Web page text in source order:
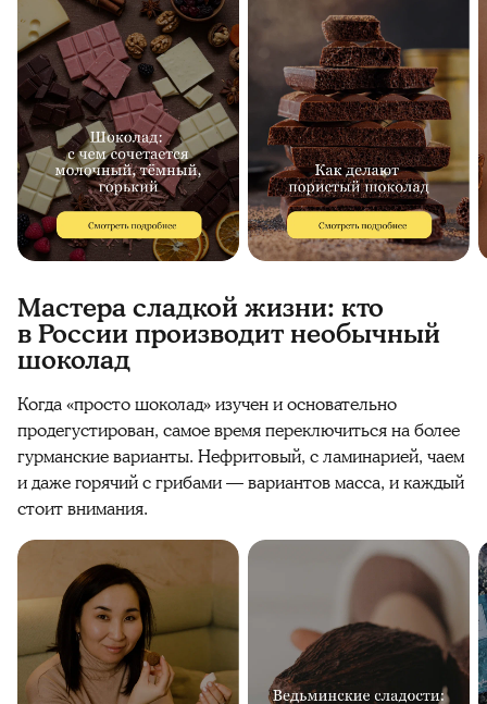
Мастера сладкой жизни: кто
в России производит необычный
шоколад
Когда «просто шоколад» изучен и основательно
продегустирован, самое время переключиться на более
гурманские варианты. Нефритовый, с ламинарией, чаем
и даже горячий с грибами — вариантов масса, и каждый
стоит внимания.